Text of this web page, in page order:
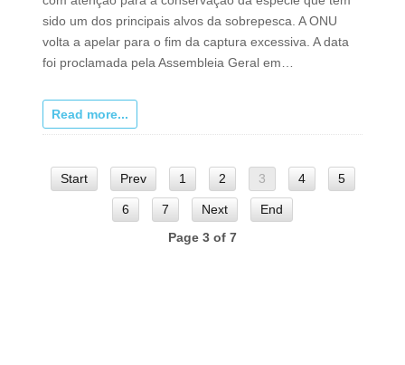
sido um dos principais alvos da sobrepesca. A ONU
volta a apelar para o fim da captura excessiva. A data
foi proclamada pela Assembleia Geral em…
Read more...
Start Prev 1 2 3 4 5
6 7 Next
End
Page 3 of 7